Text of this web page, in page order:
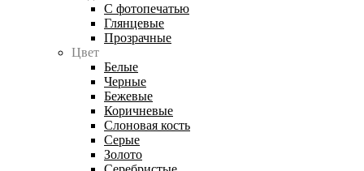
С фотопечатью
Глянцевые
Прозрачные
Цвет
Белые
Черные
Бежевые
Коричневые
Слоновая кость
Серые
Золото